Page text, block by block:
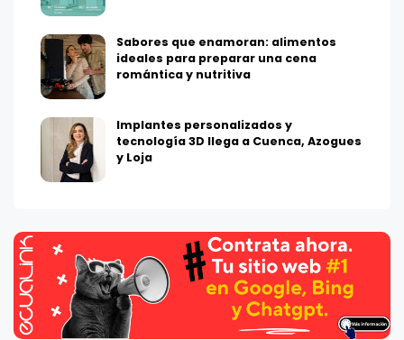
Sabores que enamoran: alimentos
ideales para preparar una cena
romántica y nutritiva
Implantes personalizados y
tecnología 3D llega a Cuenca, Azogues
y Loja